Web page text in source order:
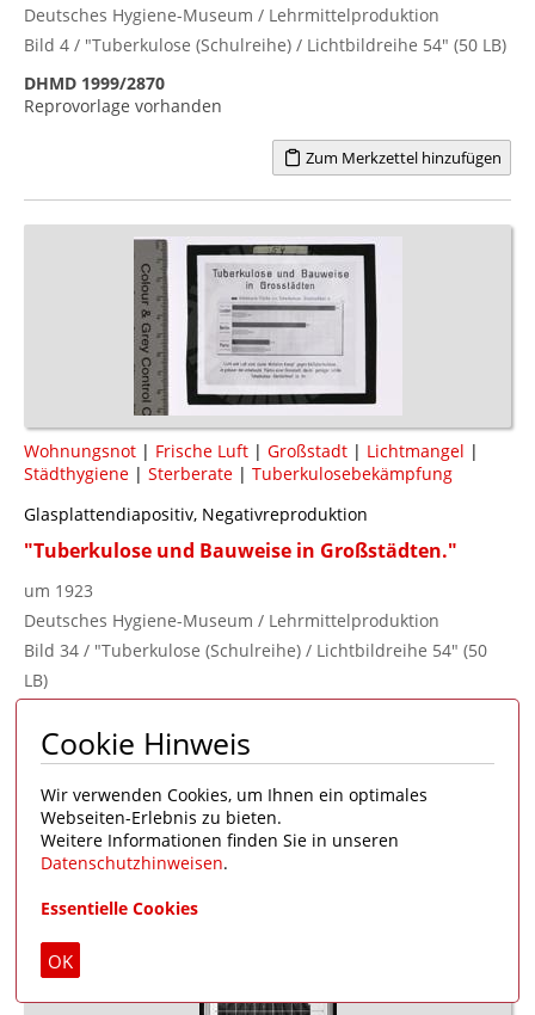
Deutsches Hygiene-Museum / Lehrmittelproduktion
Bild 4 / "Tuberkulose (Schulreihe) / Lichtbildreihe 54" (50 LB)
DHMD 1999/2870
Reprovorlage vorhanden
Zum Merkzettel hinzufügen
Wohnungsnot | Frische Luft | Großstadt | Lichtmangel |
Städthygiene | Sterberate | Tuberkulosebekämpfung
Glasplattendiapositiv, Negativreproduktion
"Tuberkulose und Bauweise in Großstädten."
um 1923
Deutsches Hygiene-Museum / Lehrmittelproduktion
Bild 34 / "Tuberkulose (Schulreihe) / Lichtbildreihe 54" (50
LB)
Reprovorlage vorhanden
Zum Merkzettel hinzufügen
Cookie Hinweis
Wir verwenden Cookies, um Ihnen ein optimales
Webseiten-Erlebnis zu bieten.
Weitere Informationen finden Sie in unseren
Datenschutzhinweisen.
Essentielle Cookies
OK